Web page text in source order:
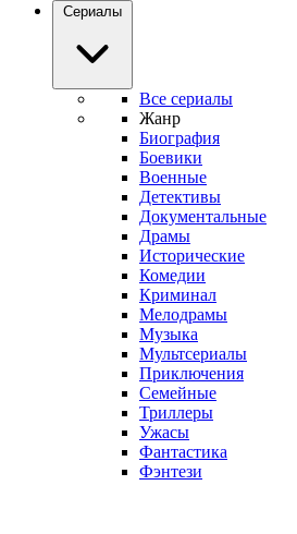
Сериалы
Все сериалы
Жанр
Биография
Боевики
Военные
Детективы
Документальные
Драмы
Исторические
Комедии
Криминал
Мелодрамы
Музыка
Мультсериалы
Приключения
Семейные
Триллеры
Ужасы
Фантастика
Фэнтези